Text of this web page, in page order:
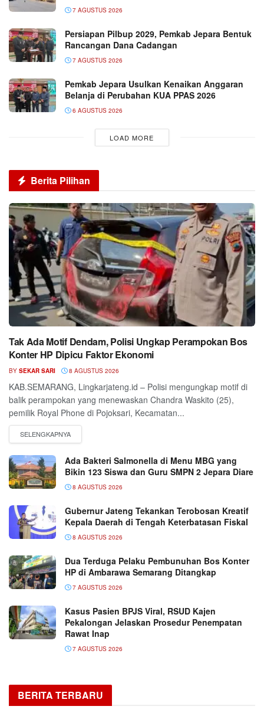
7 AGUSTUS 2026
Persiapan Pilbup 2029, Pemkab Jepara Bentuk
Rancangan Dana Cadangan
7 AGUSTUS 2026
Pemkab Jepara Usulkan Kenaikan Anggaran
Belanja di Perubahan KUA PPAS 2026
6 AGUSTUS 2026
LOAD MORE
Berita Pilihan
Tak Ada Motif Dendam, Polisi Ungkap Perampokan Bos
Konter HP Dipicu Faktor Ekonomi
BY SEKAR SARI 8 AGUSTUS 2026
KAB.SEMARANG, Lingkarjateng.id – Polisi mengungkap motif di
balik perampokan yang menewaskan Chandra Waskito (25),
pemilik Royal Phone di Pojoksari, Kecamatan...
Ada Bakteri Salmonella di Menu MBG yang
Bikin 123 Siswa dan Guru SMPN 2 Jepara Diare
8 AGUSTUS 2026
Gubernur Jateng Tekankan Terobosan Kreatif
Kepala Daerah di Tengah Keterbatasan Fiskal
8 AGUSTUS 2026
Dua Terduga Pelaku Pembunuhan Bos Konter
HP di Ambarawa Semarang Ditangkap
7 AGUSTUS 2026
Kasus Pasien BPJS Viral, RSUD Kajen
Pekalongan Jelaskan Prosedur Penempatan
Rawat Inap
7 AGUSTUS 2026
BERITA TERBARU